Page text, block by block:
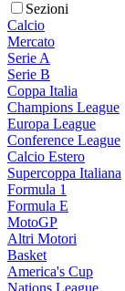
Sezioni
Calcio
Mercato
Serie A
Serie B
Coppa Italia
Champions League
Europa League
Conference League
Calcio Estero
Supercoppa Italiana
Formula 1
Formula E
MotoGP
Altri Motori
Basket
America's Cup